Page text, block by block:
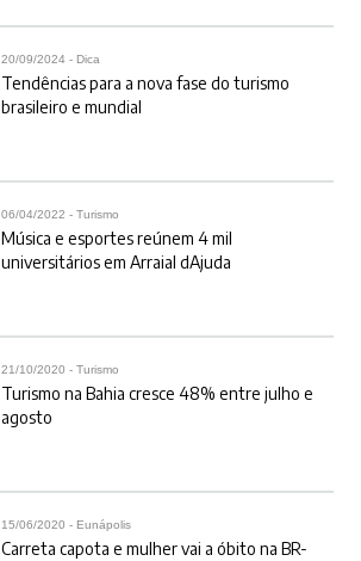
20/09/2024 - Dica
Tendências para a nova fase do turismo
brasileiro e mundial
06/04/2022 - Turismo
Música e esportes reúnem 4 mil
universitários em Arraial dAjuda
21/10/2020 - Turismo
Turismo na Bahia cresce 48% entre julho e
agosto
15/06/2020 - Eunápolis
Carreta capota e mulher vai a óbito na BR-